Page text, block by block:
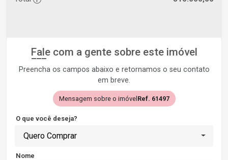
Fale com a gente sobre este imóvel
Preencha os campos abaixo e retornamos o seu contato
em breve.
Mensagem sobre o imóvelRef. 61497
O que você deseja?
Quero Comprar
Nome